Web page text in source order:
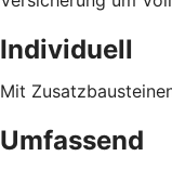
Individuell
Mit
Umfassend